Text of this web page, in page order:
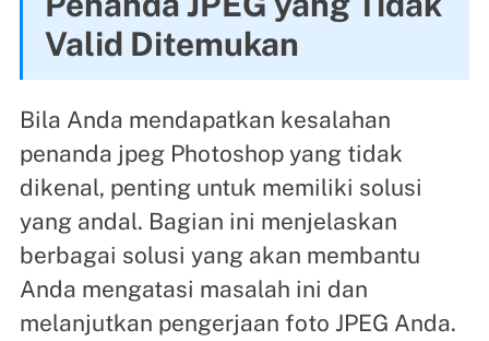
Valid Ditemukan
Bila Anda mendapatkan kesalahan
penanda jpeg Photoshop yang tidak
dikenal, penting untuk memiliki solusi
yang andal. Bagian ini menjelaskan
berbagai solusi yang akan membantu
Anda mengatasi masalah ini dan
melanjutkan pengerjaan foto JPEG Anda.